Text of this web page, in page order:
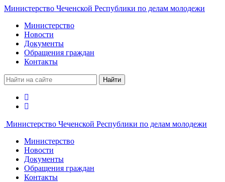
Министерство Чеченской Республики по делам молодежи
Министерство
Новости
Документы
Обращения граждан
Контакты
Найти
Министерство Чеченской Республики по делам молодежи
Министерство
Новости
Документы
Обращения граждан
Контакты